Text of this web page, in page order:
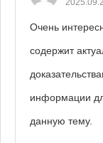
Очень
содержит
информации
данную тему.